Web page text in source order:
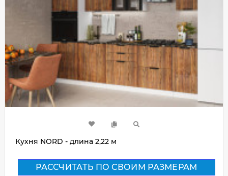
Кухня NORD - длина 2,22 м
РАССЧИТАТЬ ПО СВОИМ РАЗМЕРАМ